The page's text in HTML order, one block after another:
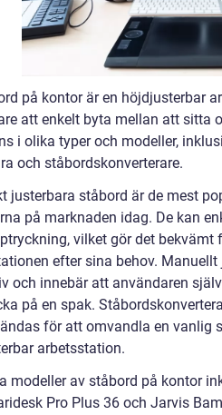
på kontor är en höjdjusterbar
att enkelt byta mellan att sitta
i olika typer och modeller,
och ståbordskonverterare.
justerbara ståbord är de mest
på marknaden idag. De kan
vilket gör det bekvämt
efter sina behov.
och innebär att användaren
på en spak.
för att omvandla en vanlig
arbetsstation.
modeller av ståbord på kontor
Pro Plus 36 och Jarvis